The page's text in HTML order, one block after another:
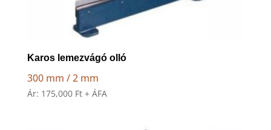
Karos lemezvágó olló
300 mm / 2 mm
Ár: 175,000 Ft + ÁFA